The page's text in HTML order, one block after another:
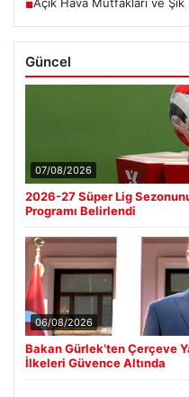
■Açık Hava Mutfakları ve Şık
Güncel
07/08/2026
2026-27 Süper Lig
Programı Belirlendi
06/08/2026
Bakan Gürlek’ten Çerçeve
İlkeleri Güvence Altında